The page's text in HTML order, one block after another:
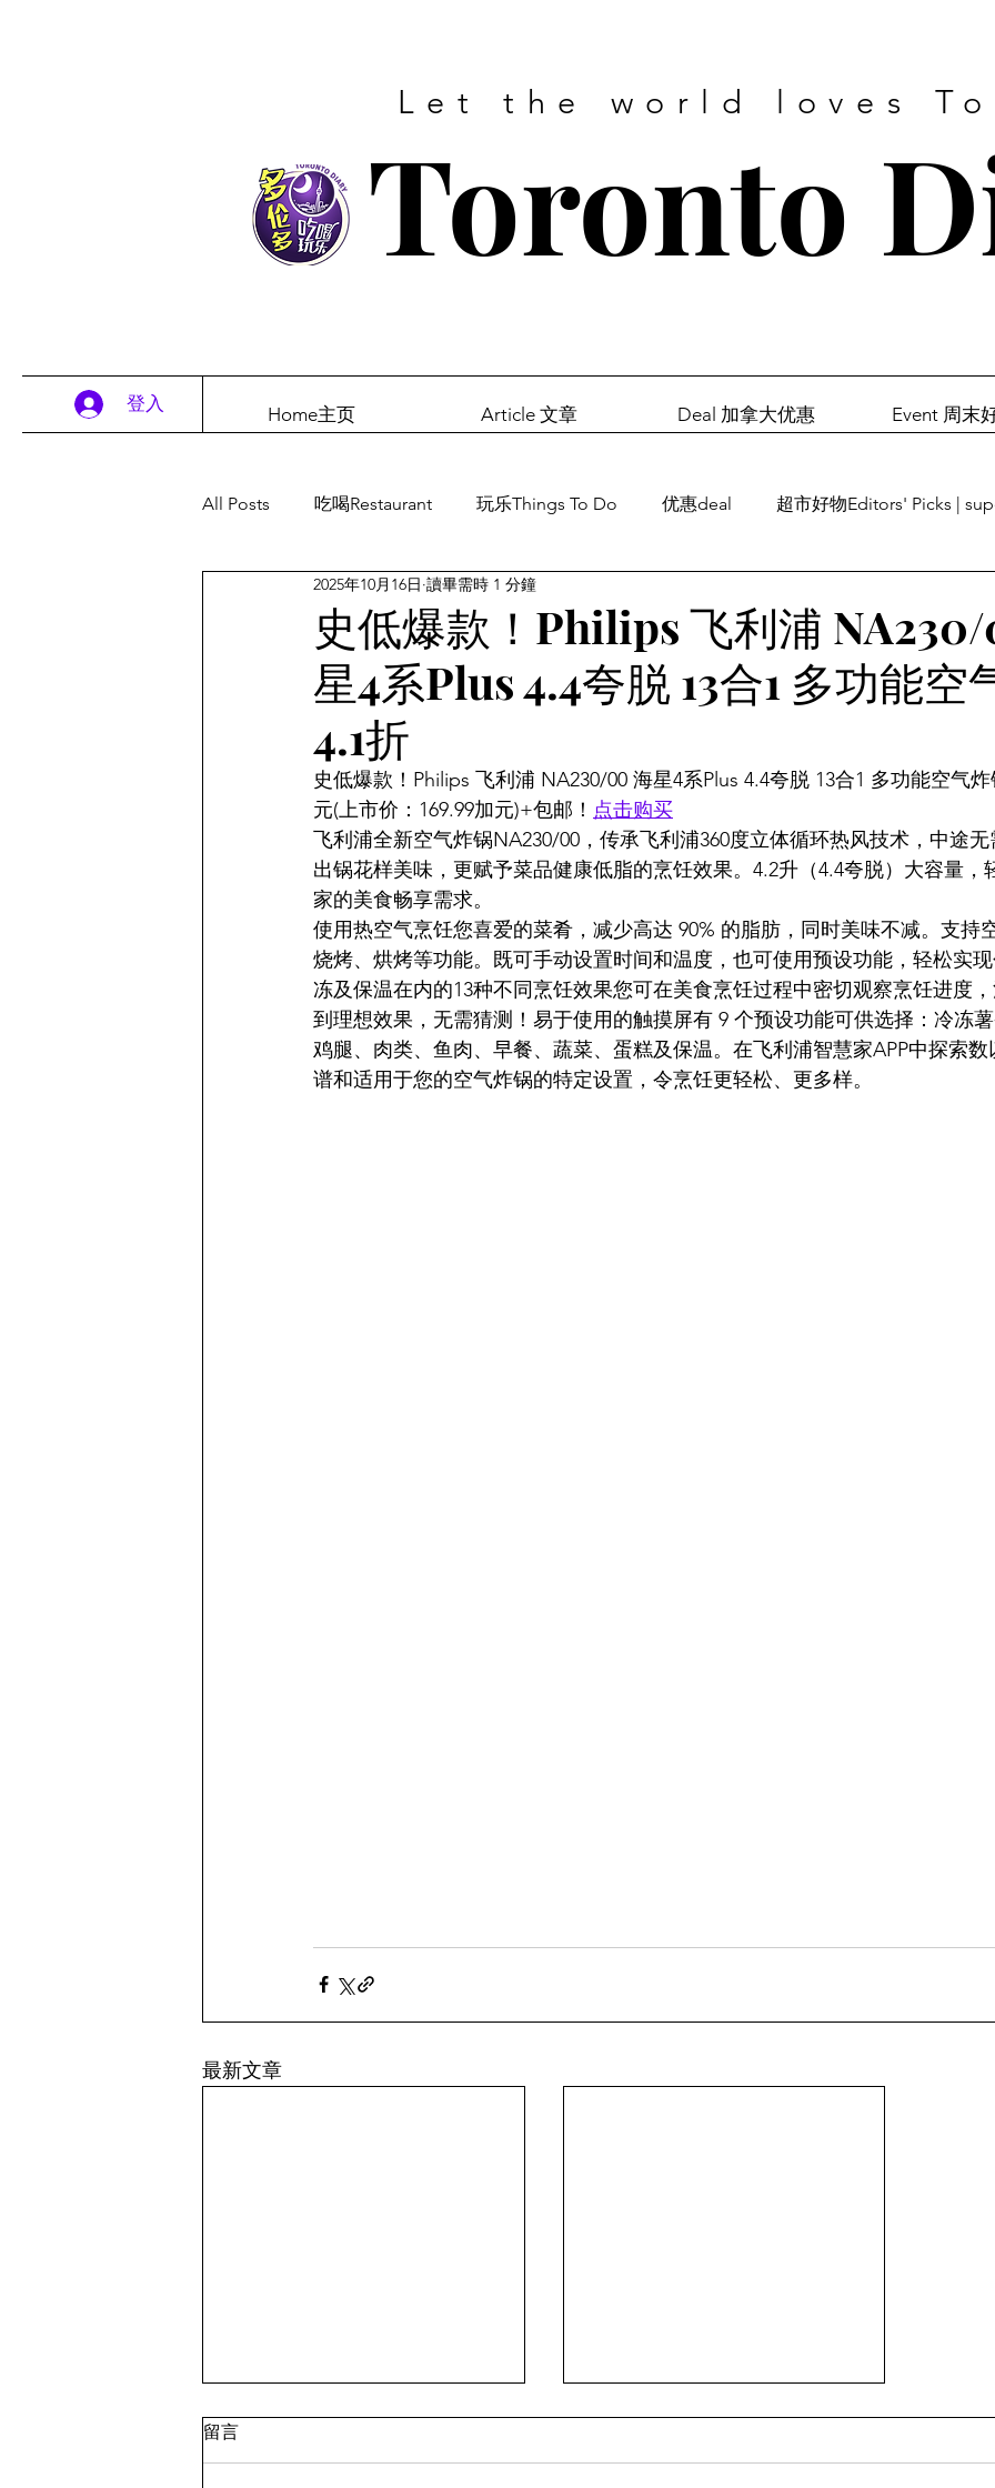
Let the world loves
Toronto
登入 Home主页 Article 文章 Deal 加拿大优惠 Event 周末
All Posts 吃喝Restaurant 玩乐Things To Do 优惠deal 超市好物Editors' Picks |
餐厅优惠Restaurant's Deals 潮流others
史低爆款！Philips 飞利浦
星4系Plus 4.4夸脱 13合1 多功能空
4.1折
2025年10月16日 讀畢需時 1 分鐘
史低爆款！Philips 飞利浦 NA230/00 海星4系Plus 4.4夸脱 13合1 多功能空气
元(上市价：169.99加元)+包邮！ 点击购买
飞利浦全新空气炸锅NA230/00，传承飞利浦360度立体循环热风技术，中途
出锅花样美味，更赋予菜品健康低脂的烹饪效果。4.2升（4.4夸脱）大容量，
家的美食畅享需求。
使用热空气烹饪您喜爱的菜肴，减少高达 90% 的脂肪，同时美味不减。支持
烧烤、烘烤等功能。既可手动设置时间和温度，也可使用预设功能，轻松实
冻及保温在内的13种不同烹饪效果您可在美食烹饪过程中密切观察烹饪进度
到理想效果，无需猜测！易于使用的触摸屏有 9 个预设功能可供选择：冷冻
鸡腿、肉类、鱼肉、早餐、蔬菜、蛋糕及保温。在飞利浦智慧家APP中探索
谱和适用于您的空气炸锅的特定设置，令烹饪更轻松、更多样。
最新文章
留言